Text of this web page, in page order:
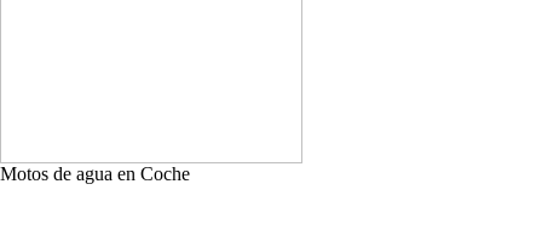
Motos de agua en Coche